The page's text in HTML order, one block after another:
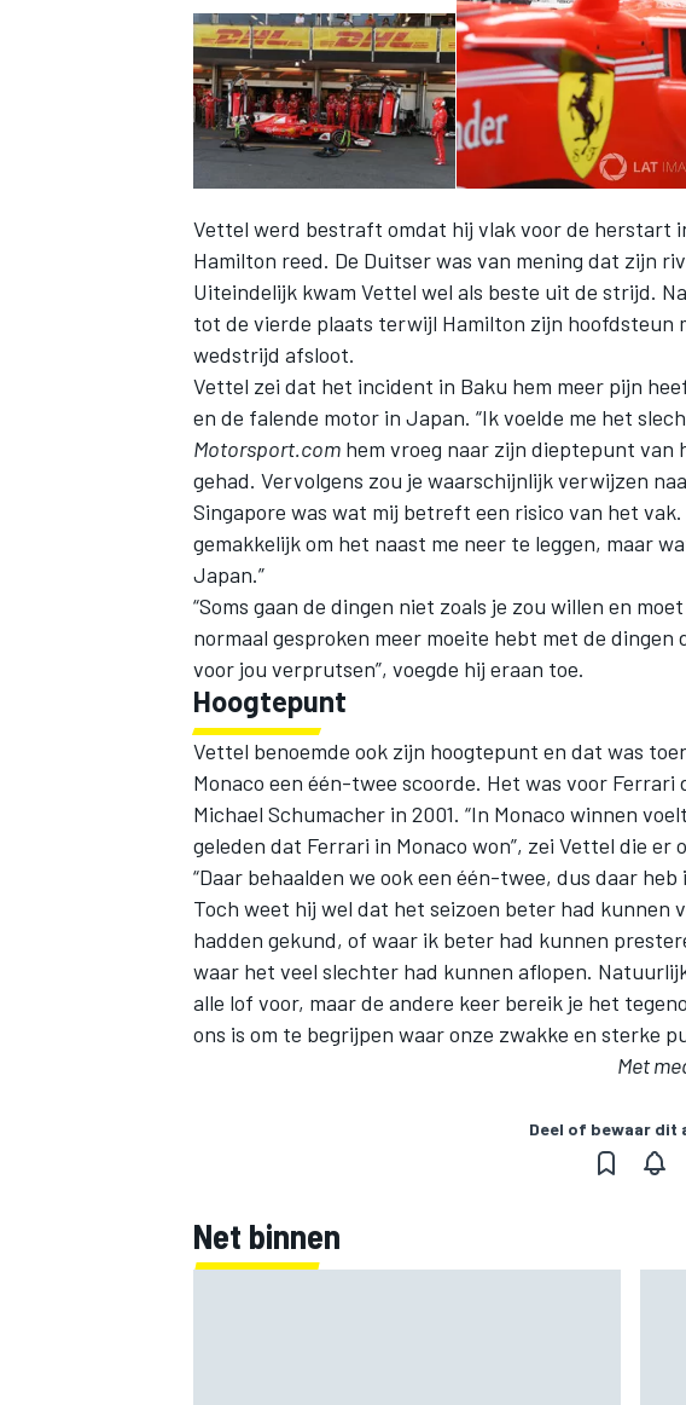
Vettel werd bestraft omdat hij vlak voor de herstart
Hamilton reed. De Duitser was van mening dat zijn
Uiteindelijk kwam Vettel wel als beste uit de strijd.
tot de vierde plaats terwijl Hamilton zijn hoofdsteun
wedstrijd afsloot.
Vettel zei dat het incident in Baku hem meer pijn
en de falende motor in Japan. “Ik voelde me het
Motorsport.com hem vroeg naar zijn dieptepunt van
gehad. Vervolgens zou je waarschijnlijk verwijzen
Singapore was wat mij betreft een risico van het
gemakkelijk om het naast me neer te leggen, maar
Japan.”
“Soms gaan de dingen niet zoals je zou willen en
normaal gesproken meer moeite hebt met de
voor jou verprutsen”, voegde hij eraan toe.
Hoogtepunt
Vettel benoemde ook zijn hoogtepunt en dat was
Monaco een één-twee scoorde. Het was voor
Michael Schumacher in 2001. “In Monaco winnen
geleden dat Ferrari in Monaco won”, zei Vettel die er
“Daar behaalden we ook een één-twee, dus daar
Toch weet hij wel dat het seizoen beter had kunnen
hadden gekund, of waar ik beter had kunnen
waar het veel slechter had kunnen aflopen.
alle lof voor, maar de andere keer bereik je het
ons is om te begrijpen waar onze zwakke en sterke
Met
Deel of bewaar dit
Net binnen